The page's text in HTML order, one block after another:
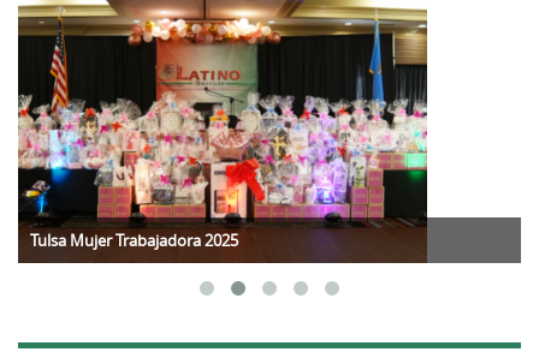
Tulsa Mujer Trabajadora 2025